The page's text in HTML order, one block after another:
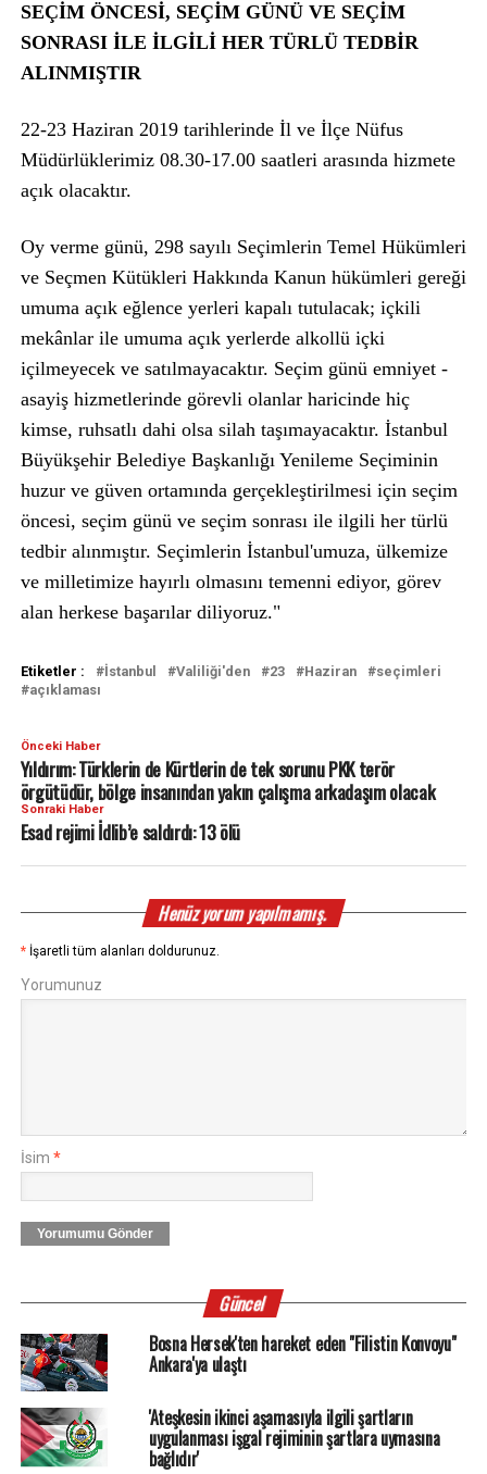
SEÇİM ÖNCESİ, SEÇİM GÜNÜ VE SEÇİM
SONRASI İLE İLGİLİ HER TÜRLÜ TEDBİR
ALINMIŞTIR
22-23 Haziran 2019 tarihlerinde İl ve İlçe Nüfus
Müdürlüklerimiz 08.30-17.00 saatleri arasında hizmete
açık olacaktır.
Oy verme günü, 298 sayılı Seçimlerin Temel Hükümleri
ve Seçmen Kütükleri Hakkında Kanun hükümleri gereği
umuma açık eğlence yerleri kapalı tutulacak; içkili
mekânlar ile umuma açık yerlerde alkollü içki
içilmeyecek ve satılmayacaktır. Seçim günü emniyet -
asayiş hizmetlerinde görevli olanlar haricinde hiç
kimse, ruhsatlı dahi olsa silah taşımayacaktır. İstanbul
Büyükşehir Belediye Başkanlığı Yenileme Seçiminin
huzur ve güven ortamında gerçekleştirilmesi için seçim
öncesi, seçim günü ve seçim sonrası ile ilgili her türlü
tedbir alınmıştır. Seçimlerin İstanbul'umuza, ülkemize
ve milletimize hayırlı olmasını temenni ediyor, görev
alan herkese başarılar diliyoruz."
Etiketler : İstanbul Valiliği'den 23 Haziran
seçimleri
açıklaması
Önceki Haber
Yıldırım: Türklerin de Kürtlerin de tek sorunu PKK terör
örgütüdür, bölge insanından yakın çalışma arkadaşım olacak
Sonraki Haber
Esad rejimi İdlib’e saldırdı: 13 ölü
Henüz yorum yapılmamış.
* İşaretli tüm alanları doldurunuz.
Yorumunuz
İsim *
Yorumumu Gönder
Güncel
Bosna Hersek'ten hareket eden "Filistin Konvoyu"
Ankara'ya ulaştı
'Ateşkesin ikinci aşamasıyla ilgili şartların
uygulanması işgal rejiminin şartlara uymasına
bağlıdır'